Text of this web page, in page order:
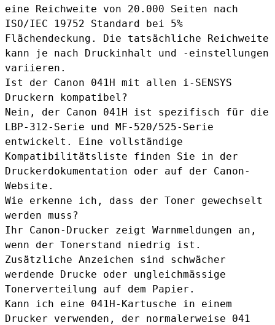
eine Reichweite von 20.000 Seiten nach
ISO/IEC 19752 Standard bei 5%
Flächendeckung. Die tatsächliche Reichweite
kann je nach Druckinhalt und -einstellungen
variieren.
Ist der Canon 041H mit allen i-SENSYS
Druckern kompatibel?
Nein, der Canon 041H ist spezifisch für die
LBP-312-Serie und MF-520/525-Serie
entwickelt. Eine vollständige
Kompatibilitätsliste finden Sie in der
Druckerdokumentation oder auf der Canon-
Website.
Wie erkenne ich, dass der Toner gewechselt
werden muss?
Ihr Canon-Drucker zeigt Warnmeldungen an,
wenn der Tonerstand niedrig ist.
Zusätzliche Anzeichen sind schwächer
werdende Drucke oder ungleichmässige
Tonerverteilung auf dem Papier.
Kann ich eine 041H-Kartusche in einem
Drucker verwenden, der normalerweise 041